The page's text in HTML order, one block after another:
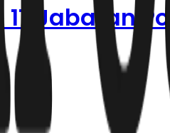
Jabatan